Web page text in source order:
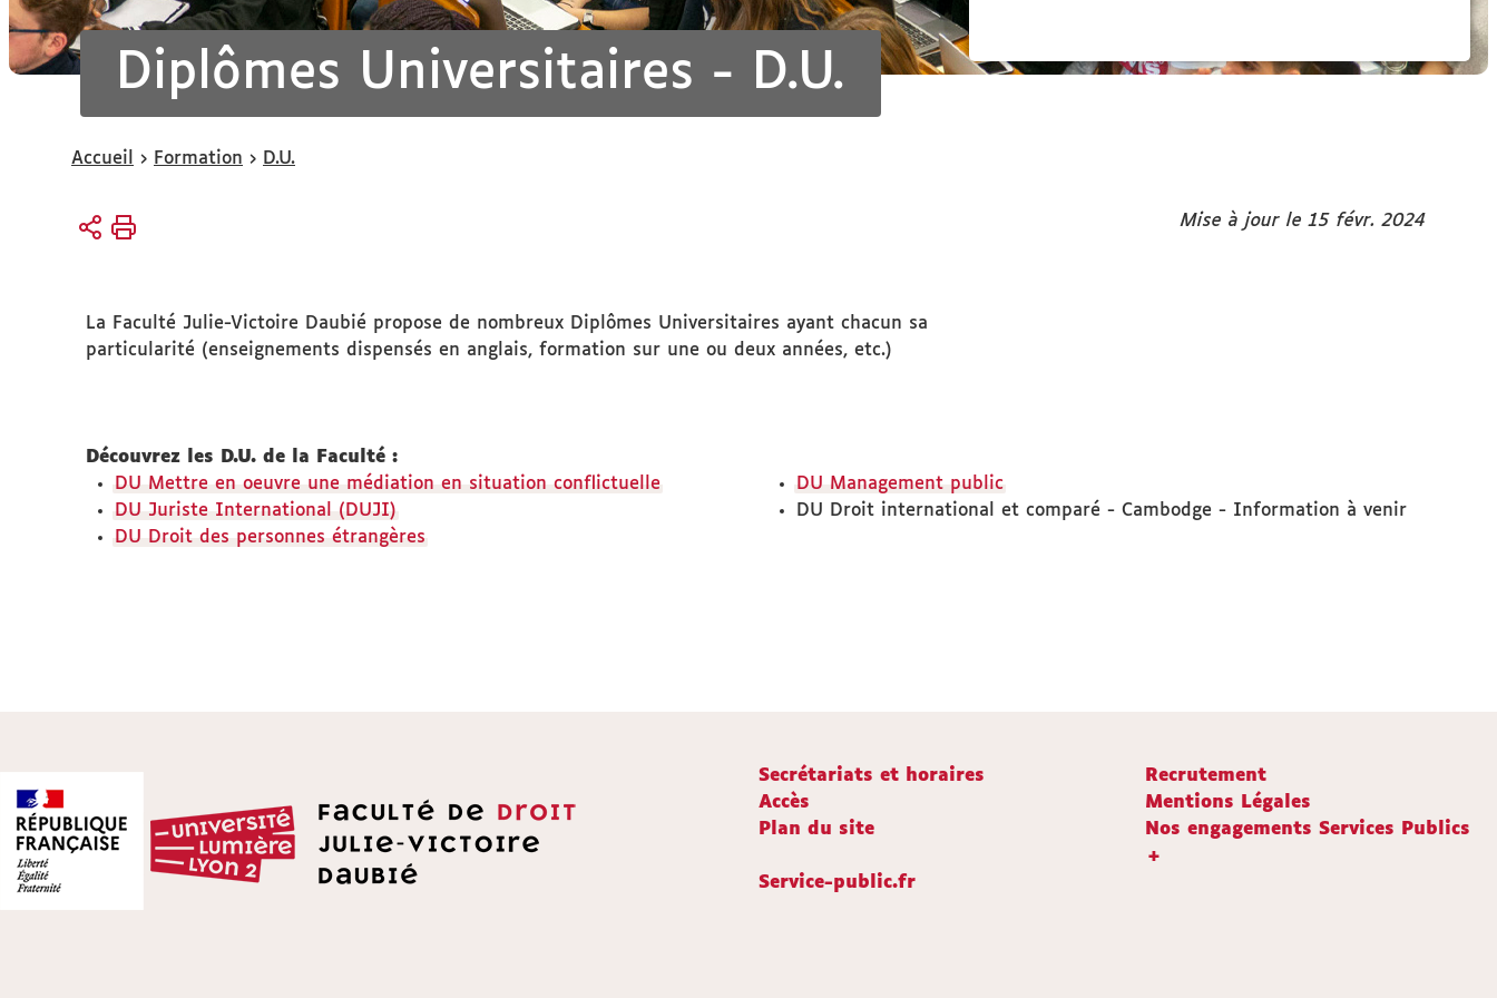
Diplômes Universitaires - D.U.
Vous
ici :
Accueil Formation D.U.
Mise à jour le 15 févr. 2024
La Faculté Julie-Victoire Daubié propose de nombreux Diplômes Universitaires ayant chacun sa
particularité (enseignements dispensés en anglais, formation sur une ou deux années, etc.)
Découvrez les D.U. de la Faculté :
DU Mettre en oeuvre une médiation en situation conflictuelle
DU Juriste International (DUJI)
DU Droit des personnes étrangères
DU Management public
DU Droit international et comparé - Cambodge - Information à venir
Secrétariats et horaires
Recrutement
Accès
Mentions Légales
Plan du site
Nos engagements Services Publics
+
Service-public.fr